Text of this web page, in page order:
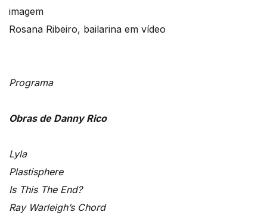
imagem
Rosana Ribeiro, bailarina em vídeo
Programa
Obras de Danny Rico
Lyla
Plastisphere
Is This The End?
Ray Warleigh’s Chord